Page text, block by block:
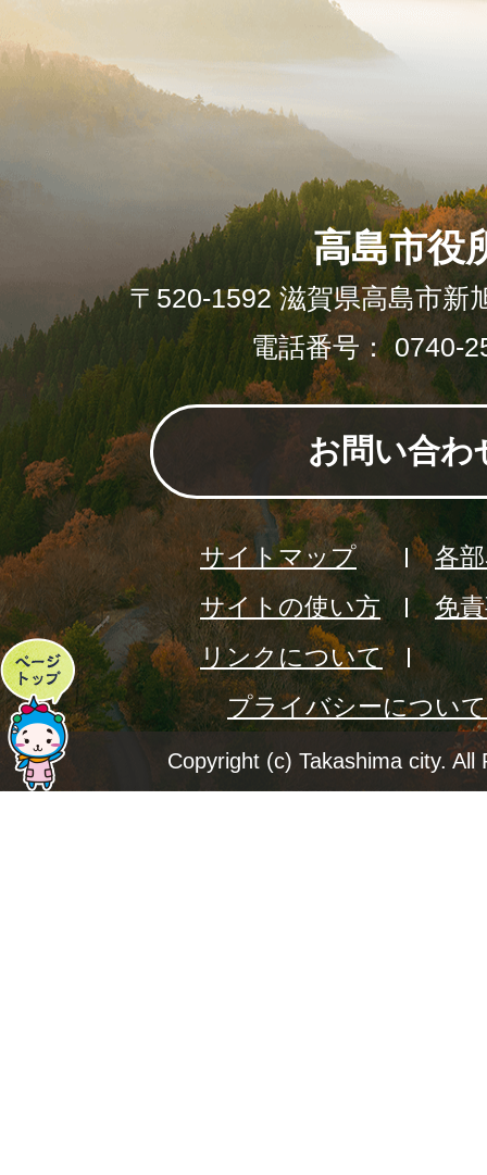
ペ
ー
ジ
高島市役
〒520-1592 滋賀県高島市新
電話番号： 0740-
お問い合わ
サイトマップ
各
サイトの使い方
免
リンクについて
プライバシーについて
Copyright (c) Takashima city. All